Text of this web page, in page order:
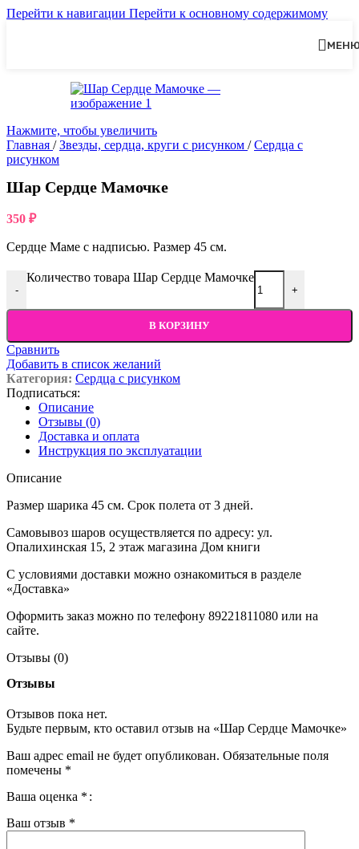
Перейти к навигации Перейти к основному содержимому
Нажмите, чтобы увеличить
Главная / Звезды, сердца, круги с рисунком / Сердца с
рисунком
Шар Сердце Мамочке
350 ₽
Сердце Маме с надписью. Размер 45 см.
-
Количество товара Шар Сердце Мамочке
+
В КОРЗИНУ
Сравнить
Добавить в список желаний
Категория: Сердца с рисунком
Подписаться:
Описание
Отзывы (0)
Доставка и оплата
Инструкция по эксплуатации
Описание
Размер шарика 45 см. Срок полета от 3 дней.
Самовывоз шаров осуществляется по адресу: ул.
Опалихинская 15, 2 этаж магазина Дом книги
С условиями доставки можно ознакомиться в разделе
«Доставка»
Оформить заказ можно по телефону 89221811080 или на
сайте.
Отзывы (0)
Отзывы
Отзывов пока нет.
Будьте первым, кто оставил отзыв на «Шар Сердце Мамочке»
Ваш адрес email не будет опубликован. Обязательные поля
помечены *
Ваша оценка *
Ваш отзыв *